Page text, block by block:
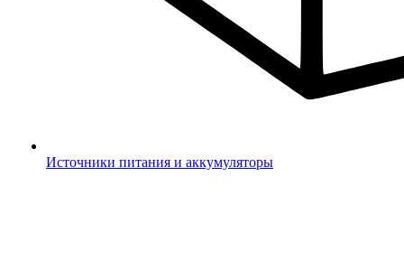
Источники питания и аккумуляторы